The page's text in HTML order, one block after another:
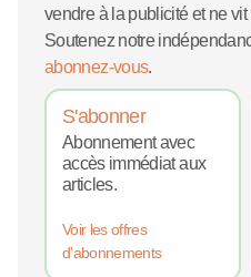
vendre à la publicité et ne
Soutenez notre
abonnez-vous.
S'abonner
Abonnement avec
accès immédiat aux
articles.
Voir les offres
d'abonnements